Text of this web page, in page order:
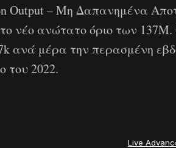
Output – Μη Δαπανημένα
νέο ανώτατο όριο των
ανά μέρα την περασμένη
του 2022.
Live